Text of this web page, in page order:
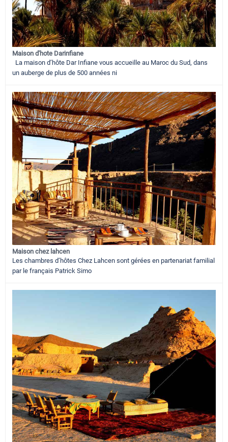
Maison d'hote Darinfiane
La maison d’hôte Dar Infiane vous accueille au Maroc du Sud, dans
un auberge de plus de 500 années ni
Maison chez lahcen
Les chambres d’hôtes Chez Lahcen sont gérées en partenariat familial
par le français Patrick Simo